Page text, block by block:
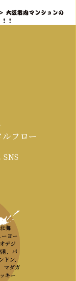
・衛生管
応してお
生マグ
究極の贅
ことで、
大阪市内マンションの
！
フロー
海
ヨー
デジ
、パ
ドン、
マダガ
キー